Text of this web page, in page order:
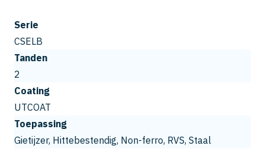
Serie
CSELB
Tanden
2
Coating
UTCOAT
Toepassing
Gietijzer, Hittebestendig, Non-ferro, RVS, Staal